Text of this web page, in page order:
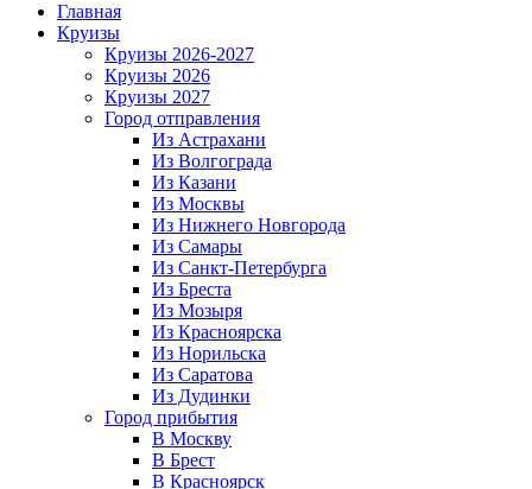
Главная
Круизы
Круизы 2026-2027
Круизы 2026
Круизы 2027
Город отправления
Из Астрахани
Из Волгограда
Из Казани
Из Москвы
Из Нижнего Новгорода
Из Самары
Из Санкт-Петербурга
Из Бреста
Из Мозыря
Из Красноярска
Из Норильска
Из Саратова
Из Дудинки
Город прибытия
В Москву
В Брест
В Красноярск